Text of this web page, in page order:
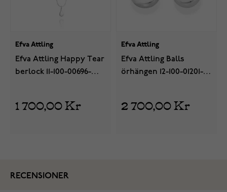
Efva Attling
Efva Attling Happy Tear
berlock 11-100-00696-
1 700,00 Kr
Efva Attling
Efva Attling Balls
örhängen 12-100-01201-
2 700,00 Kr
RECENSIONER